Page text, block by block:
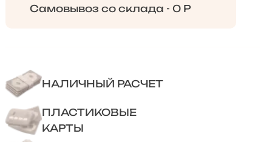
Самовывоз со склада - 0 Р
НАЛИЧНЫЙ РАСЧЕТ
ПЛАСТИКОВЫЕ
КАРТЫ